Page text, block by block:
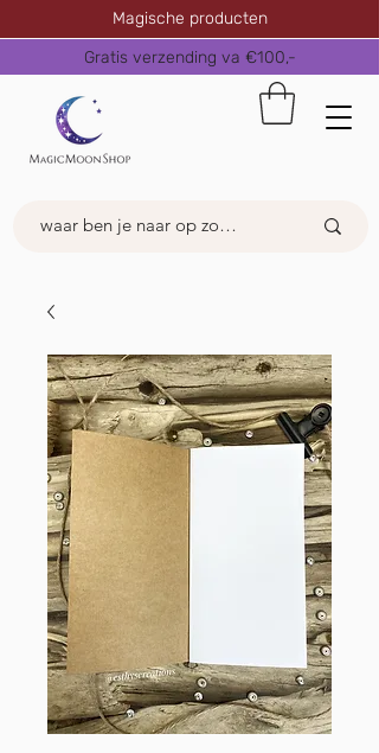
Magische producten
Gratis verzending va €100,-